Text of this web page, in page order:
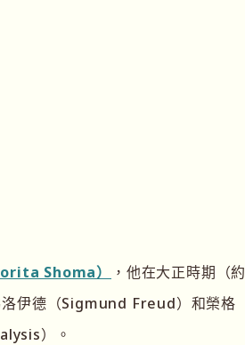
Shoma）
，他在大正時期（約
伊德（Sigmund Freud）和榮格
）。